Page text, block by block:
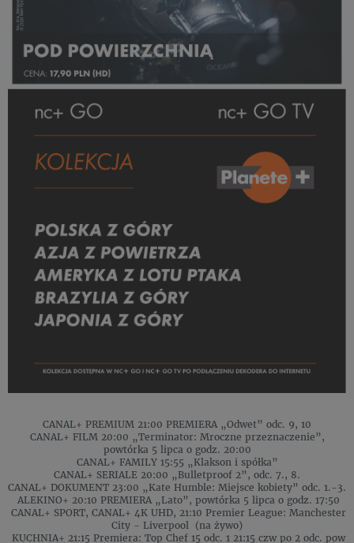
CANAL+ PREMIUM 21:00 PREMIERA „Odwet” odc. 9, 10
CANAL+ FILM 20:00 „Terminator: Mroczne przeznaczenie”,
powtórka 5 lipca o godz. 20:00
CANAL+ FAMILY 15:55 „Klakson i spółka”
CANAL+ SERIALE 20:00 „Bulletproof 2”, odc. 7., 8.
CANAL+ DOKUMENT 23:00 „Kate Humble: Miejsce kobiety” odc. 1.-3.
ALEKINO+ 20:10 PREMIERA „Lato”, powtórka 5 lipca o godz. 17:50
CANAL+ SPORT, CANAL+ 4K UHD, 21:10 Premier League: Manchester
City - Liverpool (na żywo)
KUCHNIA+ 21:15 Premiera: Top Chef 15 odc. 1 21:15 czw po 2 odc. pow